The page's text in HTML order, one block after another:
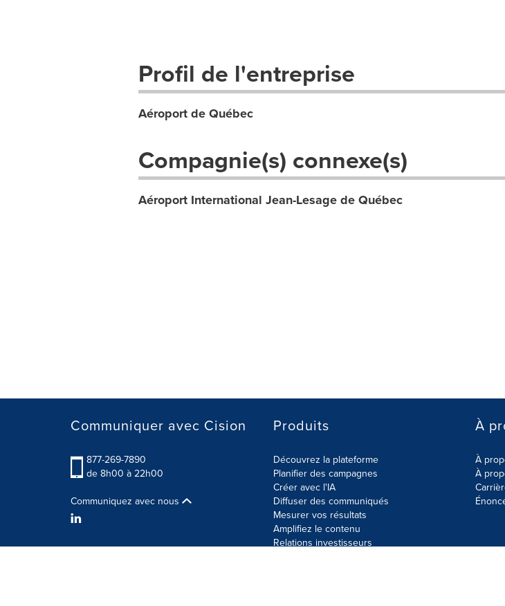
Profil de l'entreprise
Aéroport de Québec
Compagnie(s) connexe(s)
Aéroport International Jean-Lesage de Québec
Communiquer avec Cision
877-269-7890
de 8h00 à 22h00
Communiquez avec nous
Produits
Découvrez la plateforme
Planifier des campagnes
Créer avec l'IA
Diffuser des communiqués
Mesurer vos résultats
Amplifiez le contenu
Relations investisseurs
À
À
À